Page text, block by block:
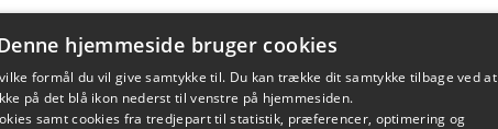
hjemmeside bruger cookies
formål du vil give samtykke til. Du kan trække dit samtykke tilbage ved at
på det blå ikon nederst til venstre på hjemmesiden.
samt cookies fra tredjepart til statistik, præferencer, optimering og